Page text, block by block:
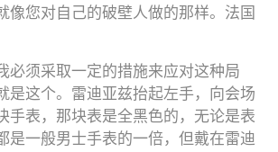
像您对自己的破壁人做的那样。法国
必须采取一定的措施来应对这种局
是这个。雷迪亚兹抬起左手，向会场
手表，那块表是全黑色的，无论是表
是一般男士手表的一倍，但戴在雷迪